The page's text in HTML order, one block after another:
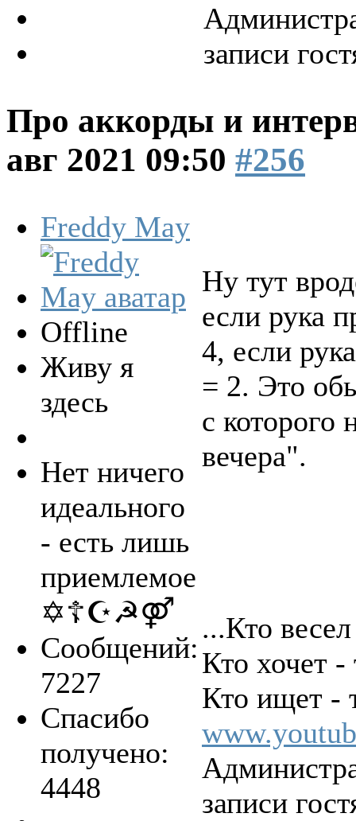
записи
Про аккорды и
авг 2021 09:50 #256
Freddy May
Offline
Живу я
здесь
Нет ничего
идеального
- есть лишь
приемлемое
✡☦☪☭⚤
Сообщений:
7227
Спасибо
получено:
4448
Ну тут
если рука
4, если
= 2. Это
с
вечера".
...Кто
Кто хочет -
Кто ищет -
записи